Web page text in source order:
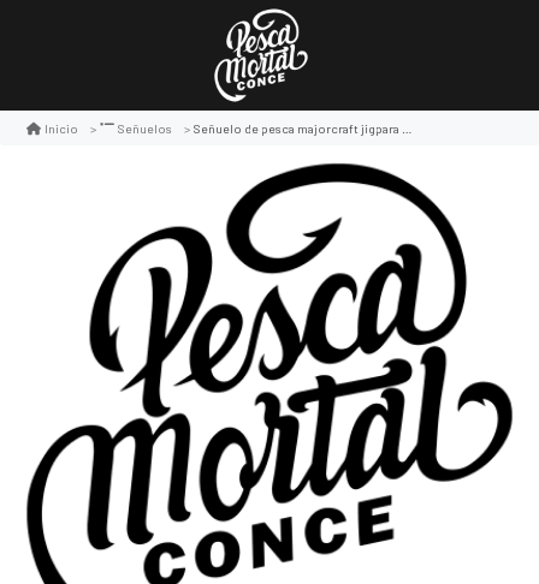
Inicio Señuelos Señuelo de pesca majorcraft jigpara slow 40g